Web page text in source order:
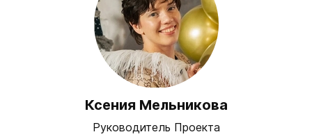
Ксения Мельникова
Руководитель Проекта